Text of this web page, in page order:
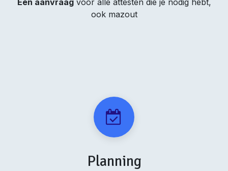
Eén aanvraagvoor alle attesten die je nodig hebt,
ook mazout
Planning